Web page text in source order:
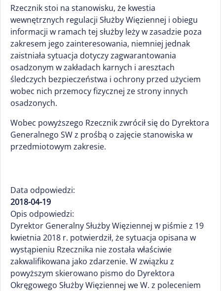
Rzecznik stoi na stanowisku, że kwestia
wewnętrznych regulacji Służby Więziennej i obiegu
informacji w ramach tej służby leży w zasadzie poza
zakresem jego zainteresowania, niemniej jednak
zaistniała sytuacja dotyczy zagwarantowania
osadzonym w zakładach karnych i aresztach
śledczych bezpieczeństwa i ochrony przed użyciem
wobec nich przemocy fizycznej ze strony innych
osadzonych.
Wobec powyższego Rzecznik zwrócił się do Dyrektora
Generalnego SW z prośbą o zajęcie stanowiska w
przedmiotowym zakresie.
Data odpowiedzi:
2018-04-19
Opis odpowiedzi:
Dyrektor Generalny Służby Więziennej w piśmie z 19
kwietnia 2018 r. potwierdził, że sytuacja opisana w
wystąpieniu Rzecznika nie została właściwie
zakwalifikowana jako zdarzenie. W związku z
powyższym skierowano pismo do Dyrektora
Okręgowego Służby Więziennej we W. z poleceniem